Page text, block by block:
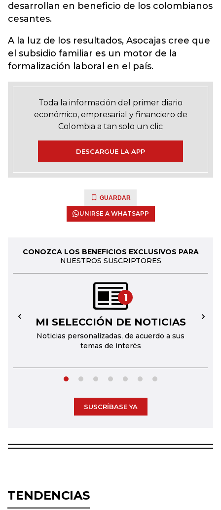
desarrollan en beneficio de los colombianos
cesantes.
A la luz de los resultados, Asocajas cree que
el subsidio familiar es un motor de la
formalización laboral en el país.
Toda la información del primer diario
económico, empresarial y financiero de
Colombia a tan solo un clic
DESCARGUE LA APP
GUARDAR
UNIRSE A WHATSAPP
CONOZCA LOS BENEFICIOS EXCLUSIVOS PARA
NUESTROS SUSCRIPTORES
1
MI SELECCIÓN DE NOTICIAS
Noticias personalizadas, de acuerdo a sus
temas de interés
← →
SUSCRÍBASE YA
TENDENCIAS